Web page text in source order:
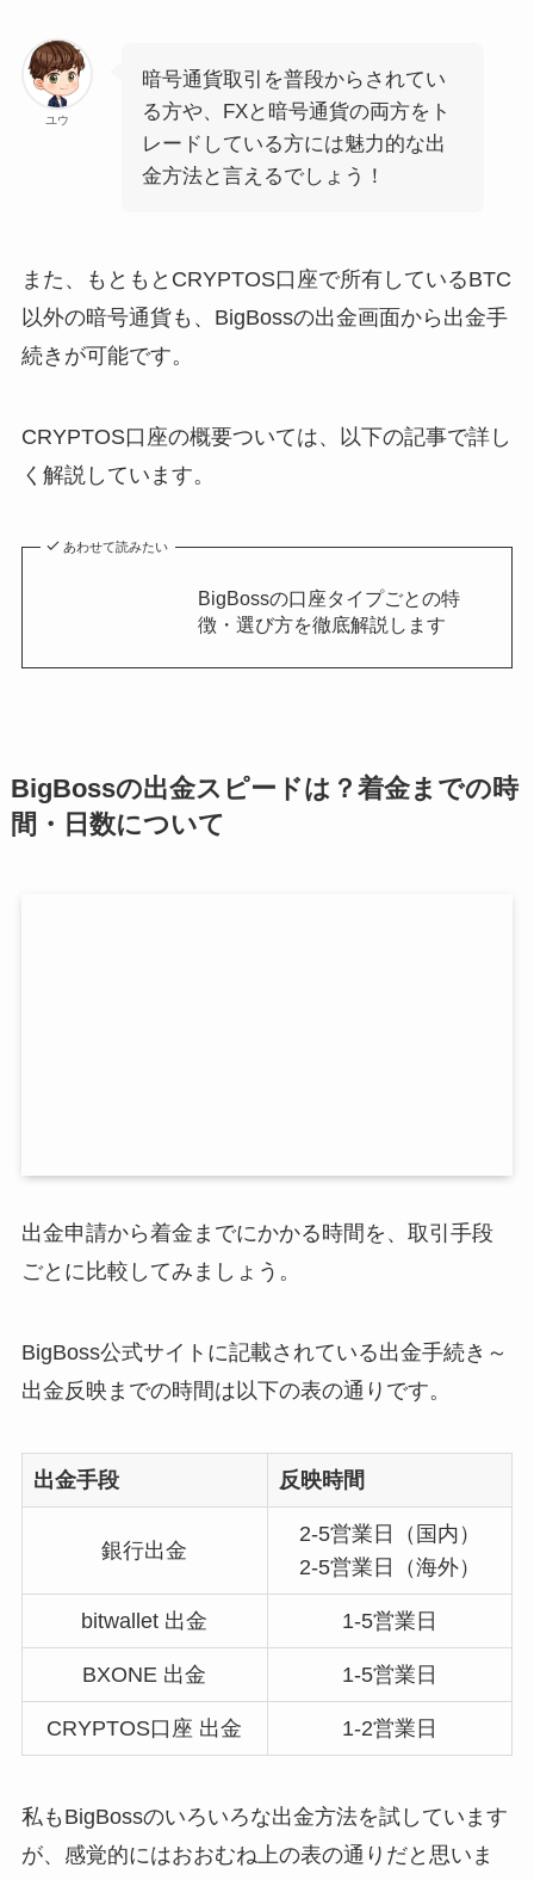
ユウ
暗号通貨取引を普段からされてい
る方や、FXと暗号通貨の両方をト
レードしている方には魅力的な出
金方法と言えるでしょう！
また、もともとCRYPTOS口座で所有しているBTC
以外の暗号通貨も、BigBossの出金画面から出金手
続きが可能です。
CRYPTOS口座の概要ついては、以下の記事で詳し
く解説しています。
あわせて読みたい
BigBossの口座タイプごとの特
徴・選び方を徹底解説します
BigBossの出金スピードは？着金までの時
間・日数について
出金申請から着金までにかかる時間を、取引手段
ごとに比較してみましょう。
BigBoss公式サイトに記載されている出金手続き～
出金反映までの時間は以下の表の通りです。
出金手段 反映時間
銀行出金
2-5営業日（国内）
2-5営業日（海外）
bitwallet 出金 1-5営業日
BXONE 出金 1-5営業日
CRYPTOS口座 出金 1-2営業日
私もBigBossのいろいろな出金方法を試しています
が、感覚的にはおおむね上の表の通りだと思いま